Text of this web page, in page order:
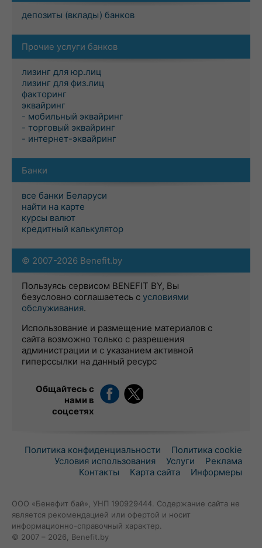
депозиты (вклады) банков
Прочие услуги банков
лизинг для юр.лиц
лизинг для физ.лиц
факторинг
эквайринг
- мобильный эквайринг
- торговый эквайринг
- интернет-эквайринг
Банки
все банки Беларуси
найти на карте
курсы валют
кредитный калькулятор
© 2007-2026 Benefit.by
Пользуясь сервисом BENEFIT BY, Вы
безусловно соглашаетесь с условиями
обслуживания.
Использование и размещение материалов с
сайта возможно только с разрешения
администрации и с указанием активной
гиперссылки на данный ресурс
Общайтесь с
нами в
соцсетях
Политика конфиденциальности
Политика cookie
Условия использования
Услуги
Реклама
Контакты
Карта сайта Информеры
ООО «Бенефит бай», УНП 190929444. Содержание сайта не
является рекомендацией или офертой и носит
информационно-справочный характер.
© 2007 – 2026, Benefit.by